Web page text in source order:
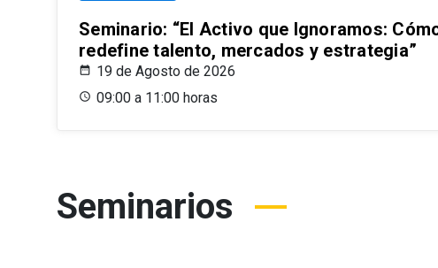
Seminario: “El Activo que Ignoramos:
redefine talento, mercados y estrategia”
19 de Agosto de 2026
09:00 a 11:00 horas
Seminarios